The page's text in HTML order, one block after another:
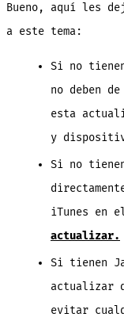
Bueno, aquí les
a este tema:
Si no
no deben
esta
y
Si no
iTunes en
actualizar.
Si tienen
actualizar
evitar